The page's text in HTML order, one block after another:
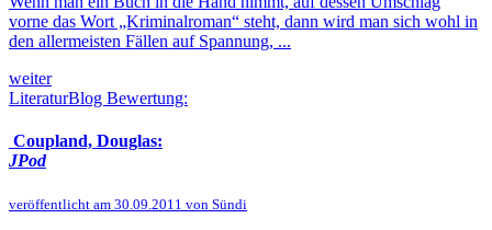
vorne das Wort „Kriminalroman“ steht, dann wird man sich wohl in
den allermeisten Fällen auf Spannung, ...
weiter
LiteraturBlog Bewertung:
Coupland, Douglas:
JPod
veröffentlicht am 30.09.2011 von Sündi